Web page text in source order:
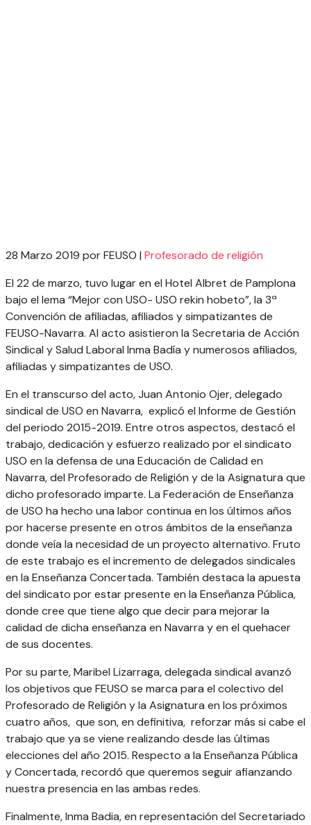
28 Marzo 2019 por FEUSO | Profesorado de religión
El 22 de marzo, tuvo lugar en el Hotel Albret de Pamplona
bajo el lema “Mejor con USO- USO rekin hobeto”, la 3ª
Convención de afiliadas, afiliados y simpatizantes de
FEUSO-Navarra. Al acto asistieron la Secretaria de Acción
Sindical y Salud Laboral Inma Badía y numerosos afiliados,
afiliadas y simpatizantes de USO.
En el transcurso del acto, Juan Antonio Ojer, delegado
sindical de USO en Navarra, explicó el Informe de Gestión
del periodo 2015-2019. Entre otros aspectos, destacó el
trabajo, dedicación y esfuerzo realizado por el sindicato
USO en la defensa de una Educación de Calidad en
Navarra, del Profesorado de Religión y de la Asignatura que
dicho profesorado imparte. La Federación de Enseñanza
de USO ha hecho una labor continua en los últimos años
por hacerse presente en otros ámbitos de la enseñanza
donde veía la necesidad de un proyecto alternativo. Fruto
de este trabajo es el incremento de delegados sindicales
en la Enseñanza Concertada. También destaca la apuesta
del sindicato por estar presente en la Enseñanza Pública,
donde cree que tiene algo que decir para mejorar la
calidad de dicha enseñanza en Navarra y en el quehacer
de sus docentes.
Por su parte, Maribel Lizarraga, delegada sindical avanzó
los objetivos que FEUSO se marca para el colectivo del
Profesorado de Religión y la Asignatura en los próximos
cuatro años, que son, en definitiva, reforzar más si cabe el
trabajo que ya se viene realizando desde las últimas
elecciones del año 2015. Respecto a la Enseñanza Pública
y Concertada, recordó que queremos seguir afianzando
nuestra presencia en las ambas redes.
Finalmente, Inma Badia, en representación del Secretariado